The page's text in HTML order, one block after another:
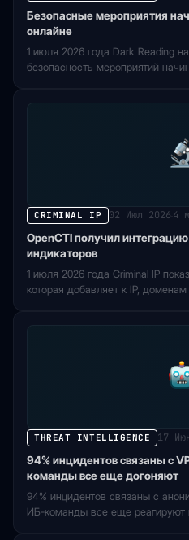
Безопасные мероприятия
онлайне
1 июля 2026 года Dark Reading
безопасность мероприятий
CRIMINAL IP 02 Июл 2026 4
OpenCTI получил
индикаторов
1 июля 2026 года Criminal IP
которая добавляет к IP,
THREAT INTELLIGENCE 17
94% инцидентов связаны с
команды все еще догоняют
94% инцидентов связаны с
ИБ-команды все еще реагируют